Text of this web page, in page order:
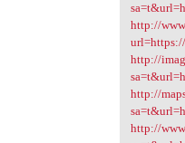
http://
http://
http://
http://